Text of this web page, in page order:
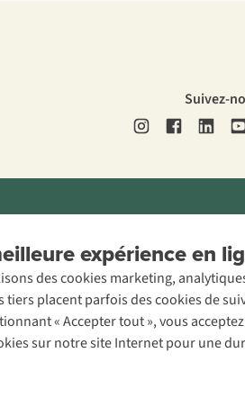
expérience en
des cookies marketing,
placent parfois des cookies de
« Accepter tout », vous
sur notre site Internet pour une
Suivez-